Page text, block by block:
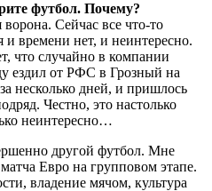
футбол. Почему?
Сейчас все что-то
времени нет, и неинтересно.
что случайно в компании
ездил от РФС в Грозный на
несколько дней, и пришлось
Честно, это настолько
неинтересно…
другой футбол. Мне
Евро на групповом этапе.
владение мячом, культура